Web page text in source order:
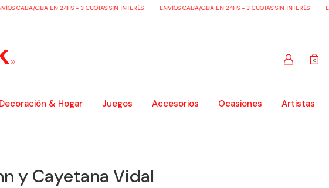
CABA/GBA EN 24HS - 3 CUOTAS SIN INTERÉS ENVÍOS CABA/GBA EN 24HS - 3 CUOTAS SIN INTERÉS
0
Decoración & Hogar Juegos Accesorios Ocasiones Artistas
y Cayetana Vidal